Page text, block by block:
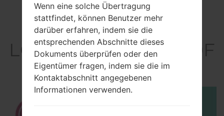
Video
LGGD900F(LGGD900F
) akaLG Crystal
Wenn eine solche Übertragung
stattfindet, können Benutzer mehr
darüber erfahren, indem sie die
entsprechenden Abschnitte dieses
Dokuments überprüfen oder den
Eigentümer fragen, indem sie die im
Kontaktabschnitt angegebenen
Informationen verwenden.